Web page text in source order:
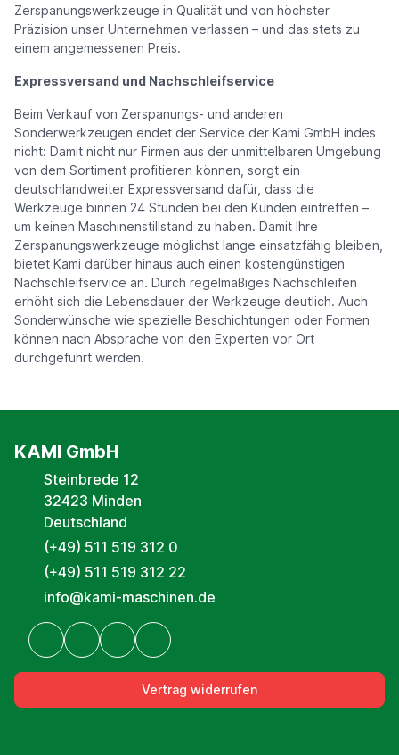
Zerspanungswerkzeuge in Qualität und von höchster
Präzision unser Unternehmen verlassen – und das stets zu
einem angemessenen Preis.
Expressversand und Nachschleifservice
Beim Verkauf von Zerspanungs- und anderen
Sonderwerkzeugen endet der Service der Kami GmbH indes
nicht: Damit nicht nur Firmen aus der unmittelbaren Umgebung
von dem Sortiment profitieren können, sorgt ein
deutschlandweiter Expressversand dafür, dass die
Werkzeuge binnen 24 Stunden bei den Kunden eintreffen –
um keinen Maschinenstillstand zu haben. Damit Ihre
Zerspanungswerkzeuge möglichst lange einsatzfähig bleiben,
bietet Kami darüber hinaus auch einen kostengünstigen
Nachschleifservice an. Durch regelmäßiges Nachschleifen
erhöht sich die Lebensdauer der Werkzeuge deutlich. Auch
Sonderwünsche wie spezielle Beschichtungen oder Formen
können nach Absprache von den Experten vor Ort
durchgeführt werden.
KAMI GmbH
Steinbrede 12
32423 Minden
Deutschland
(+49) 511 519 312 0
(+49) 511 519 312 22
info@kami-maschinen.de
Vertrag widerrufen